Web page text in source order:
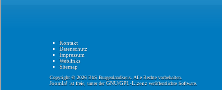
Kontakt
Datenschutz
Impressum
Weblinks
Sitemap
Copyright © 2026 BbS Burgenlandkreis. Alle Rechte vorbehalten.
Joomla! ist freie, unter derGNU/GPL-Lizenzveröffentlichte Software.